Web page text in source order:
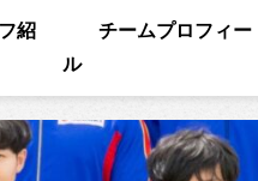
紹
チームプロフィー
ル